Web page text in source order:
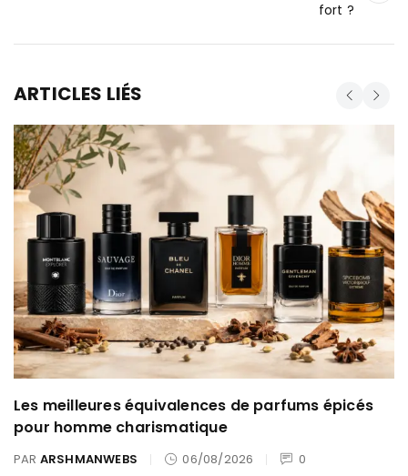
fort ?
ARTICLES LIÉS
Les meilleures équivalences de parfums épicés
pour homme charismatique
PAR ARSHMANWEBS 06/08/2026 0